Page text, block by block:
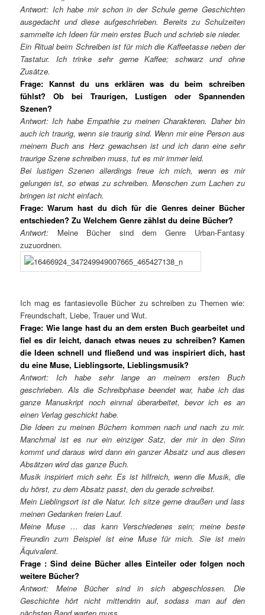
Antwort: Ich habe mir schon in der Schule gerne Geschichten
ausgedacht und diese aufgeschrieben. Bereits zu Schulzeiten
sammelte ich Ideen für mein erstes Buch und schrieb sie nieder.
Ein Ritual beim Schreiben ist für mich die Kaffeetasse neben der
Tastatur. Ich trinke sehr gerne Kaffee; schwarz und ohne
Zusätze.
Frage: Kannst du uns erklären was du beim schreiben
fühlst? Ob bei Traurigen, Lustigen oder Spannenden
Szenen?
Antwort: Ich habe Empathie zu meinen Charakteren. Daher bin
auch ich traurig, wenn sie traurig sind. Wenn mir eine Person aus
meinem Buch ans Herz gewachsen ist und ich dann eine sehr
traurige Szene schreiben muss, tut es mir immer leid.
Bei lustigen Szenen allerdings freue ich mich, wenn es mir
gelungen ist, so etwas zu schreiben. Menschen zum Lachen zu
bringen ist nicht einfach.
Frage: Warum hast du dich für die Genres deiner Bücher
entschieden? Zu Welchem Genre zählst du deine Bücher?
Antwort: Meine Bücher sind dem Genre Urban-Fantasy
zuzuordnen.
Ich mag es fantasievolle Bücher zu schreiben zu Themen wie:
Freundschaft, Liebe, Trauer und Wut.
Frage: Wie lange hast du an dem ersten Buch gearbeitet und
fiel es dir leicht, danach etwas neues zu schreiben? Kamen
die Ideen schnell und fließend und was inspiriert dich, hast
du eine Muse, Lieblingsorte, Lieblingsmusik?
Antwort: Ich habe sehr lange an meinem ersten Buch
geschrieben. Als die Schreibphase beendet war, habe ich das
ganze Manuskript noch einmal überarbeitet, bevor ich es an
einen Verlag geschickt habe.
Die Ideen zu meinen Büchern kommen nach und nach zu mir.
Manchmal ist es nur ein einziger Satz, der mir in den Sinn
kommt und daraus wird dann ein ganzer Absatz und aus diesen
Absätzen wird das ganze Buch.
Musik inspiriert mich sehr. Es ist hilfreich, wenn die Musik, die
du hörst, zu dem Absatz passt, den du gerade schreibst.
Mein Lieblingsort ist die Natur. Ich sitze gerne draußen und lass
meinen Gedanken freien Lauf.
Meine Muse … das kann Verschiedenes sein; meine beste
Freundin zum Beispiel ist eine Muse für mich. Sie ist mein
Äquivalent.
Frage : Sind deine Bücher alles Einteiler oder folgen noch
weitere Bücher?
Antwort: Meine Bücher sind in sich abgeschlossen. Die
Geschichte hört nicht mittendrin auf, sodass man auf den
nächsten Band warten muss.